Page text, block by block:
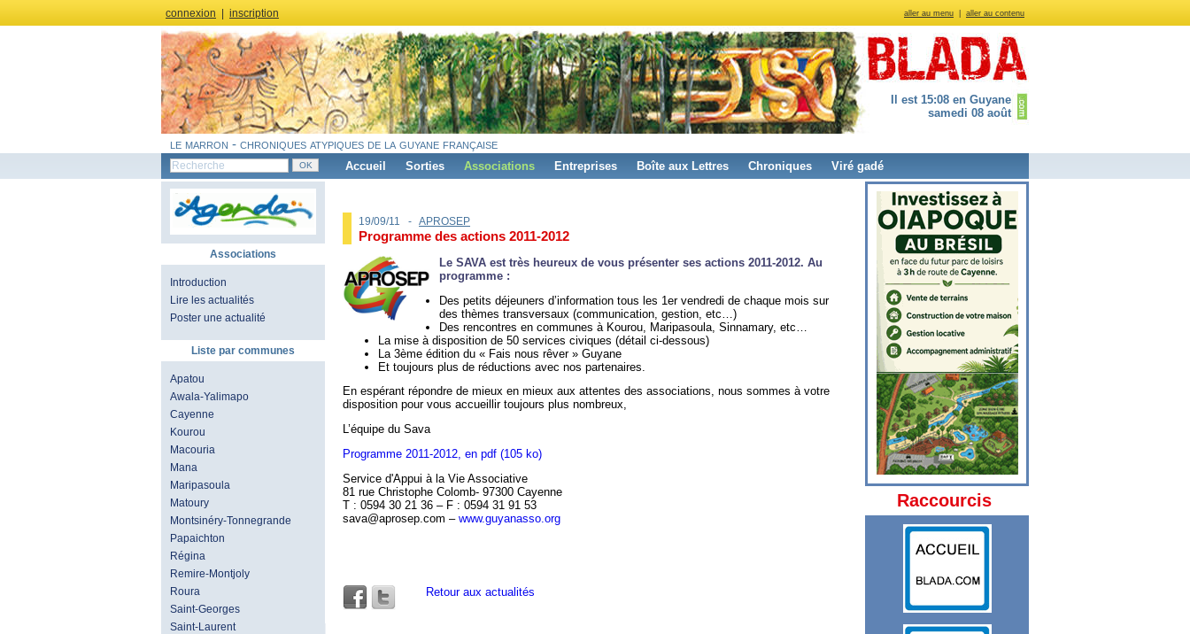
aller au menu aller au contenu
connexion inscription
Il est 15:08 en Guyane
samedi 08 août
le marron - chroniques atypiques de la guyane française
Accueil Sorties Associations Entreprises Boîte aux Lettres Chroniques Viré gadé
Associations
Introduction
Lire les actualités
Poster une actualité
Liste par communes
Apatou
Awala-Yalimapo
Cayenne
Kourou
Macouria
Mana
Maripasoula
Matoury
Montsinéry-Tonnegrande
Papaichton
Régina
Remire-Montjoly
Roura
Saint-Georges
Saint-Laurent
19/09/11 - APROSEP
Programme des actions 2011-2012
Le SAVA est très heureux de vous présenter ses actions 2011-2012. Au
programme :
Des petits déjeuners d’information tous les 1er vendredi de chaque mois sur
des thèmes transversaux (communication, gestion, etc…)
Des rencontres en communes à Kourou, Maripasoula, Sinnamary, etc…
La mise à disposition de 50 services civiques (détail ci-dessous)
La 3ème édition du « Fais nous rêver » Guyane
Et toujours plus de réductions avec nos partenaires.
En espérant répondre de mieux en mieux aux attentes des associations, nous sommes à votre
disposition pour vous accueillir toujours plus nombreux,
L’équipe du Sava
Programme 2011-2012, en pdf (105 ko)
Service d'Appui à la Vie Associative
81 rue Christophe Colomb- 97300 Cayenne
T : 0594 30 21 36 – F : 0594 31 91 53
sava@aprosep.com – www.guyanasso.org
Retour aux actualités
Raccourcis